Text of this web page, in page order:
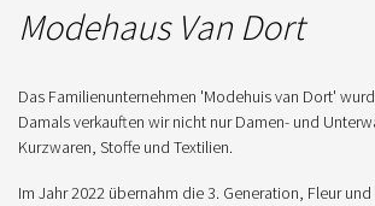
Modehaus Van Dort
Das Familienunternehmen 'Modehuis van Dort'
Damals verkauften wir nicht nur Damen- und
Kurzwaren, Stoffe und Textilien.
Im Jahr 2022 übernahm die 3. Generation, Fleur